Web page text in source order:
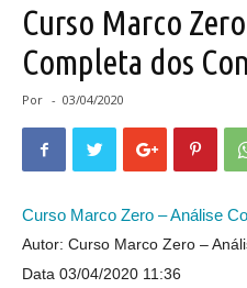
Curso Marco
Completa dos
Por - 03/04/2020
Curso Marco Zero – Análise
Autor: Curso Marco Zero –
Data 03/04/2020 11:36